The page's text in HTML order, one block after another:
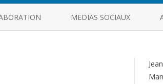
to MEDIAS SOCIAUX